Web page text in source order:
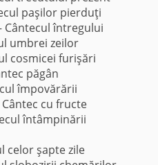
paşilor pierduţi
Cântecul întregului
umbrei zeilor
cosmicei furişări
păgân
împovărării
cu fructe
întâmpinării
celor şapte zile